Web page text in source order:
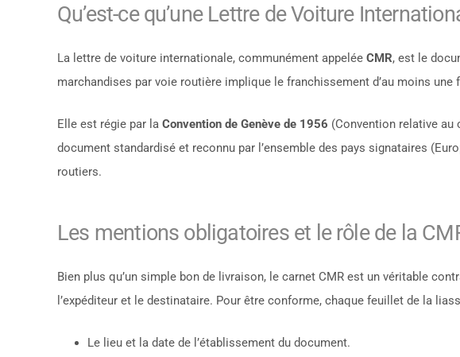
Qu’est-ce qu’une Lettre de Voiture
La lettre de voiture internationale, communément appelée CMR, est le
marchandises par voie routière implique le franchissement d’au moins
Elle est régie par la Convention de Genève de 1956 (Convention relative
document standardisé et reconnu par l’ensemble des pays signataires
routiers.
Les mentions obligatoires et le rôle de la
Bien plus qu’un simple bon de livraison, le carnet CMR est un véritable
l’expéditeur et le destinataire. Pour être conforme, chaque feuillet de la
Le lieu et la date de l’établissement du document.